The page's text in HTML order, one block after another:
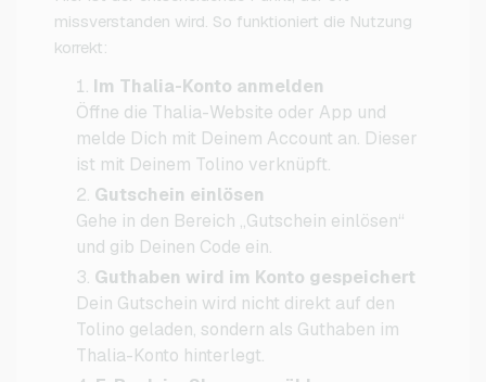
missverstanden wird. So funktioniert die Nutzung
korrekt:
Im Thalia-Konto anmelden
Öffne die Thalia-Website oder App und
melde Dich mit Deinem Account an. Dieser
ist mit Deinem Tolino verknüpft.
Gutschein einlösen
Gehe in den Bereich „Gutschein einlösen“
und gib Deinen Code ein.
Guthaben wird im Konto gespeichert
Dein Gutschein wird nicht direkt auf den
Tolino geladen, sondern als Guthaben im
Thalia-Konto hinterlegt.